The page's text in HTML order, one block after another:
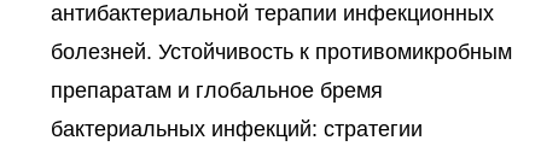
антибактериальной терапии инфекционных
болезней. Устойчивость к противомикробным
препаратам и глобальное бремя
бактериальных инфекций: стратегии